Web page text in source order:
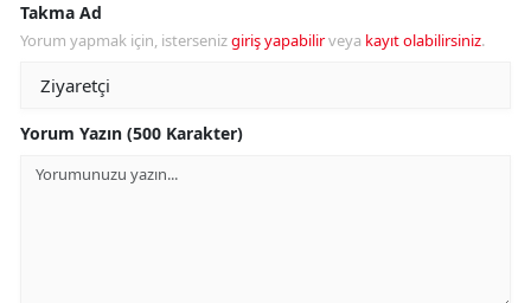
Takma Ad
Yorum yapmak için, istersenizgiriş yapabilirveya kayıt olabilirsiniz.
Yorum Yazın (500 Karakter)